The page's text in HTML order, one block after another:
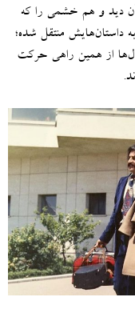
دید و هم خشمی را که
داستان‌هایش منتقل شده؛
از همین راهی حرکت
.